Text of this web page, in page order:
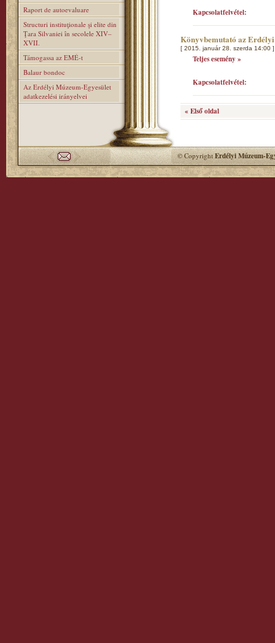
Raport de autoevaluare
Structuri instituţionale şi elite din
Ţara Silvaniei în secolele XIV–
XVII.
Támogassa az EMÉ-t
Balaur bondoc
Az Erdélyi Múzeum-Egyesület
adatkezelési irányelvei
Kapcsolatfelvétel:
Könyvbemutató az
[ 2015. január 28. szerda 14:00 ]
Teljes esemény »
Kapcsolatfelvétel:
« Első oldal
© CopyrightErdélyi Múzeum-